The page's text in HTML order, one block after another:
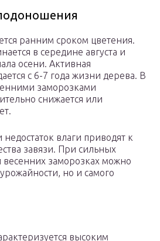
ранним сроком цветения.
в середине августа и
осени. Активная
с 6-7 года жизни дерева. В
заморозками
снижается или
влаги приводят к
завязи. При сильных
заморозках можно
но и самого
высоким